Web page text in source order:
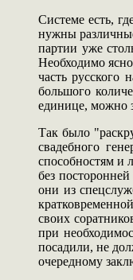
Системе есть,
нужны
партии уже
Необходимо
часть русского
большого
единице, можно
Так было
свадебного
способностям и
без
они из
своих
при
посадили, не
очередному